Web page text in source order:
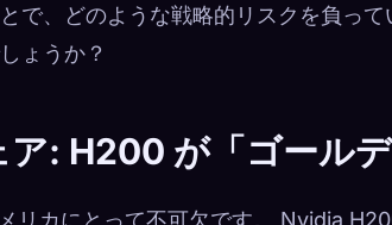
で、どのような戦略的リスクを負っ
ょうか？
ア: H200 が「ゴール
リカにとって不可欠です。 Nvidia